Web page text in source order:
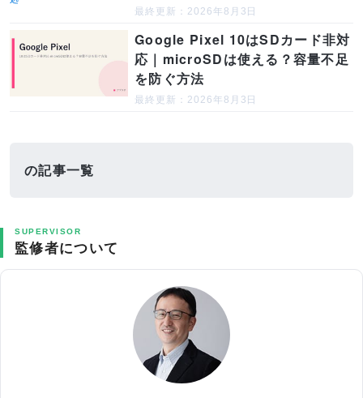
最終更新：2026年8月3日
Google Pixel 10はSDカード非対
応｜microSDは使える？容量不足
を防ぐ方法
最終更新：2026年8月3日
の記事一覧
SUPERVISOR
監修者について